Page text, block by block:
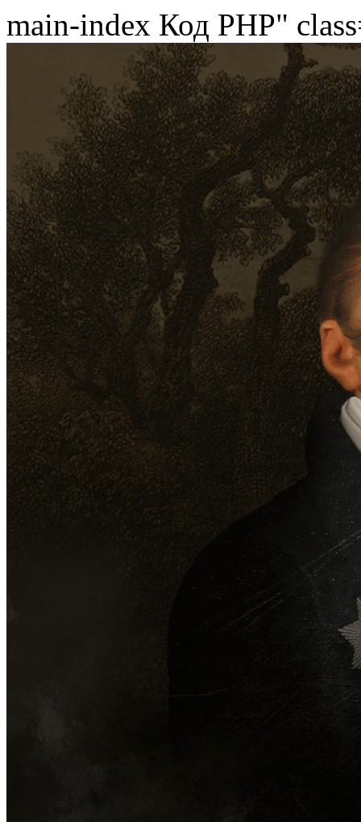
main-index Код PHP"